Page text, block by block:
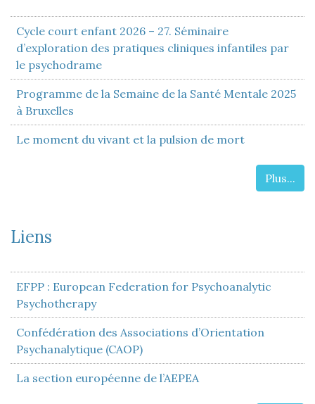
Cycle court enfant 2026 – 27. Séminaire
d’exploration des pratiques cliniques infantiles par
le psychodrame
Programme de la Semaine de la Santé Mentale 2025
à Bruxelles
Le moment du vivant et la pulsion de mort
Plus...
Liens
EFPP : European Federation for Psychoanalytic
Psychotherapy
Confédération des Associations d’Orientation
Psychanalytique (CAOP)
La section européenne de l’AEPEA